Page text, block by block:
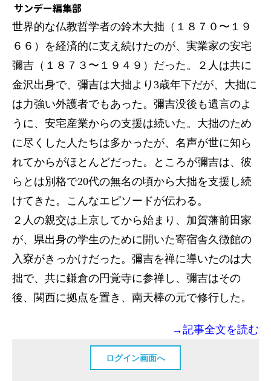
サンデー編集部
世界的な仏教哲学者の鈴木大拙（１８７０〜１９
６６）を経済的に支え続けたのが、実業家の安宅
彌吉（１８７３〜１９４９）だった。２人は共に
金沢出身で、彌吉は大拙より3歳年下だが、大拙に
は力強い外護者でもあった。彌吉没後も遺言のよ
うに、安宅産業からの支援は続いた。大拙のため
に尽くした人たちは多かったが、名声が世に知ら
れてからがほとんどだった。ところが彌吉は、彼
らとは別格で20代の無名の頃から大拙を支援し続
けてきた。こんなエピソードが伝わる。
２人の親交は上京してから始まり、加賀藩前田家
が、県出身の学生のために開いた寄宿舎久徴館の
入寮がきっかけだった。彌吉を禅に導いたのは大
拙で、共に鎌倉の円覚寺に参禅し、彌吉はその
後、関西に拠点を置き、南天棒の元で修行した。
→記事全文を読む
ログイン画面へ